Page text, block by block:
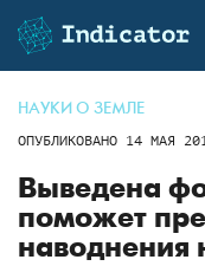
НАУКИ О ЗЕМЛЕ
ОПУБЛИКОВАНО 14 МАЯ
Выведена
поможет
наводнения